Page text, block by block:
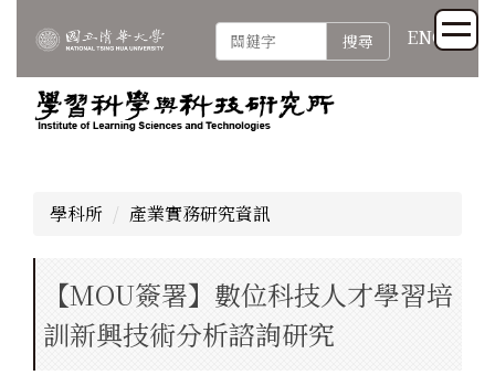
搜尋 ENG
學科所 產業實務研究資訊
【MOU簽署】數位科技人才學習培
訓新興技術分析諮詢研究